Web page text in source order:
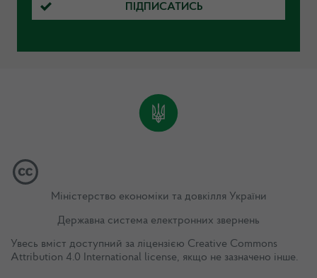
ПІДПИСАТИСЬ
Міністерство економіки та довкілля України
Державна система електронних звернень
Увесь вміст доступний за ліцензією Creative Commons
Attribution 4.0 International license, якщо не зазначено інше.